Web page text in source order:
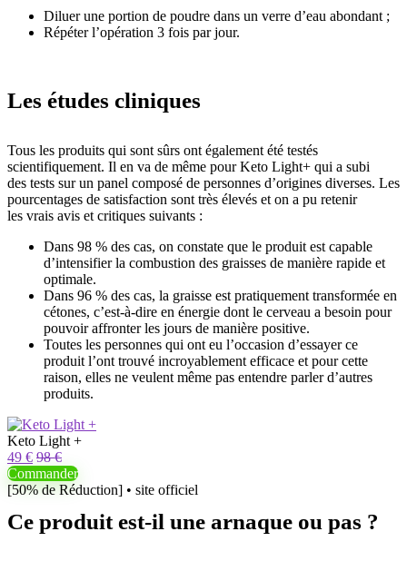
Diluer une portion de poudre dans un verre d’eau abondant ;
Répéter l’opération 3 fois par jour.
Les études cliniques
Tous les produits qui sont sûrs ont également été testés
scientifiquement. Il en va de même pour Keto Light+ qui a subi
des tests sur un panel composé de personnes d’origines diverses. Les
pourcentages de satisfaction sont très élevés et on a pu retenir
les vrais avis et critiques suivants :
Dans 98 % des cas, on constate que le produit est capable
d’intensifier la combustion des graisses de manière rapide et
optimale.
Dans 96 % des cas, la graisse est pratiquement transformée en
cétones, c’est-à-dire en énergie dont le cerveau a besoin pour
pouvoir affronter les jours de manière positive.
Toutes les personnes qui ont eu l’occasion d’essayer ce
produit l’ont trouvé incroyablement efficace et pour cette
raison, elles ne veulent même pas entendre parler d’autres
produits.
Keto Light +
49 € 98 €
Commander
[50% de Réduction] • site officiel
Ce produit est-il une arnaque ou pas ?